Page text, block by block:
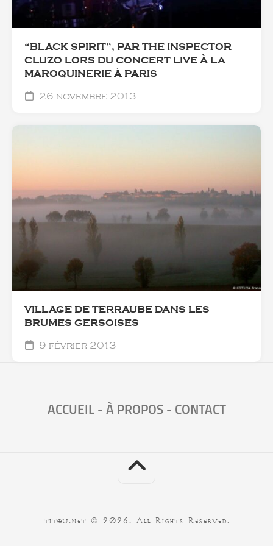
“BLACK SPIRIT”, PAR THE INSPECTOR
CLUZO LORS DU CONCERT LIVE À LA
MAROQUINERIE À PARIS
26 novembre 2013
VILLAGE DE TERRAUBE DANS LES
BRUMES GERSOISES
9 février 2013
ACCUEIL-À PROPOS- CONTACT
titou.net © 2026. All Rights Reserved.